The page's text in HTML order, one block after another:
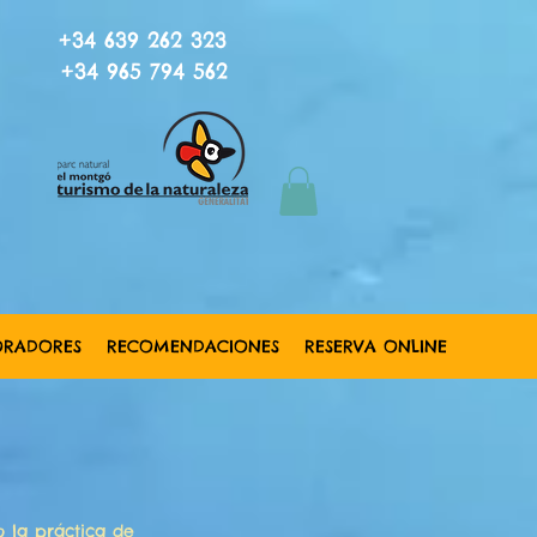
+34 639 262 323
+34 965 794 562
RECOMENDACIONES RESERVA ONLINE
la práctica de